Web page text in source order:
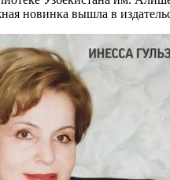
новинка вышла в